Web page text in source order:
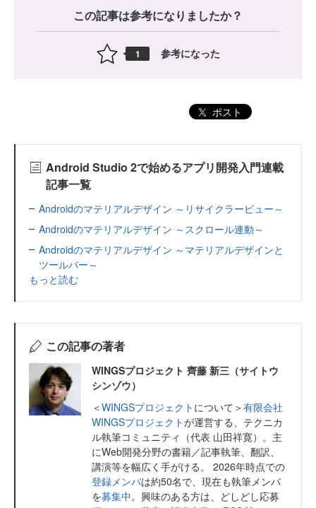
この記事は参考になりましたか？
1 参考になった
ポスト
Android Studio 2で始めるアプリ開発入門連載
記事一覧
Androidのマテリアルデザイン ～リサイクラービュー～
Androidのマテリアルデザイン ～スクロール連動～
Androidのマテリアルデザイン ～マテリアルデザインと
ツールバー～
もっと読む
この記事の著者
WINGSプロジェクト 齊藤 新三（サイトウ
シンゾウ）
＜WINGSプロジェクト について＞有限会社
WINGSプロジェクトが運営する、テクニカ
ル執筆コミュニティ（代表 山田祥寛）。主
にWeb開発分野の書籍／記事執筆、翻訳、
講演等を幅広く手がける。 2026年時点での
登録メンバは約50名で、現在も執筆メンバ
を募集中。興味のある方は、どしどし応募